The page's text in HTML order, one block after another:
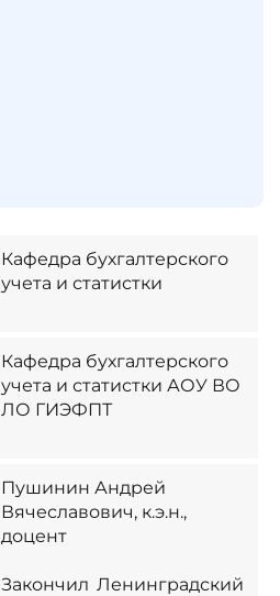
Кафедра бухгалтерского
учета и статистки
Кафедра бухгалтерского
учета и статистки АОУ ВО
ЛО ГИЭФПТ
Пушинин Андрей
Вячеславович, к.э.н.,
доцент
Закончил Ленинградский